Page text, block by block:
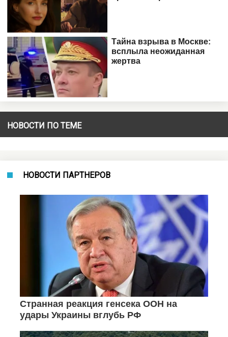
НОВОСТИ ПО ТЕМЕ
НОВОСТИ ПАРТНЕРОВ